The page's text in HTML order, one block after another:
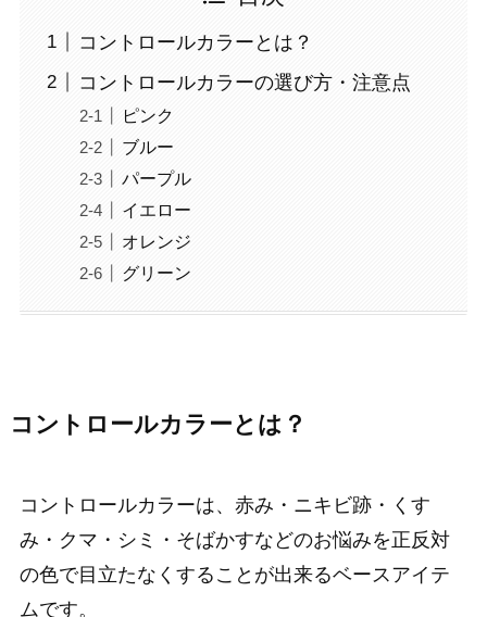
コントロールカラーとは？
コントロールカラーの選び方・注意点
ピンク
ブルー
パープル
イエロー
オレンジ
グリーン
コントロールカラーとは？
コントロールカラーは、赤み・ニキビ跡・くす
み・クマ・シミ・そばかすなどのお悩みを正反対
の色で目立たなくすることが出来るベースアイテ
ムです。